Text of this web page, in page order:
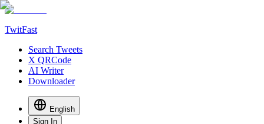
TwitFast
Search Tweets
X QRCode
AI Writer
Downloader
English
Sign In